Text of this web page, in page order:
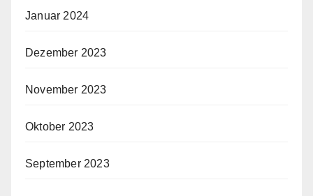
Januar 2024
Dezember 2023
November 2023
Oktober 2023
September 2023